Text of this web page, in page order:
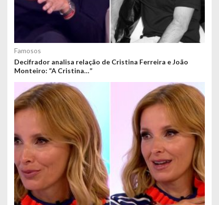
Famosos
Decifrador analisa relação de Cristina Ferreira e João
Monteiro: “A Cristina…”